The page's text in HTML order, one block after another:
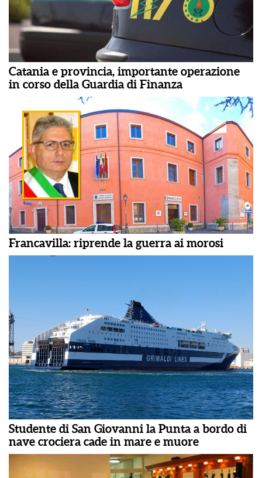
Catania e provincia, importante operazione
in corso della Guardia di Finanza
Francavilla: riprende la guerra ai morosi
Studente di San Giovanni la Punta a bordo di
nave crociera cade in mare e muore